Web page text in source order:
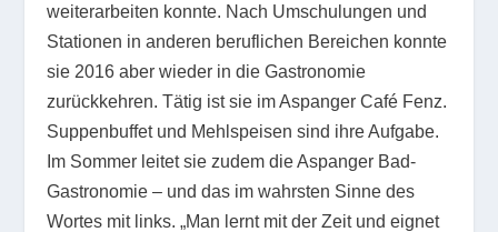
weiterarbeiten konnte. Nach Umschulungen und
Stationen in anderen beruflichen Bereichen konnte
sie 2016 aber wieder in die Gastronomie
zurückkehren. Tätig ist sie im Aspanger Café Fenz.
Suppenbuffet und Mehlspeisen sind ihre Aufgabe.
Im Sommer leitet sie zudem die Aspanger Bad-
Gastronomie – und das im wahrsten Sinne des
Wortes mit links. „Man lernt mit der Zeit und eignet